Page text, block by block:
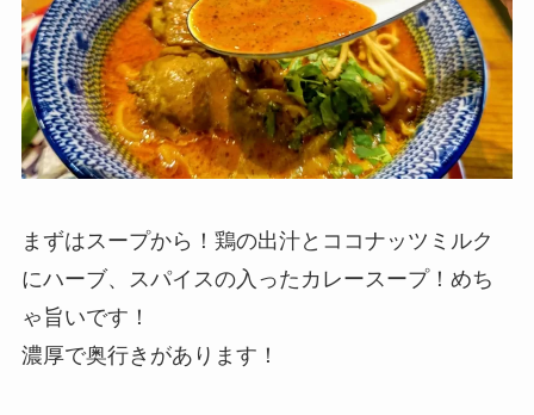
まずはスープから！鶏の出汁とココナッツミルク
にハーブ、スパイスの入ったカレースープ！めち
ゃ旨いです！
濃厚で奥行きがあります！